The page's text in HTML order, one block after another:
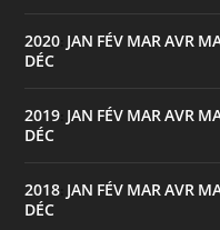
2020 JAN FÉV MARAVR
DÉC
2019 JAN FÉV MARAVR
DÉC
2018 JAN FÉV MARAVR
DÉC